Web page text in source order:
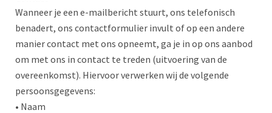
Wanneer je een e-mailbericht stuurt, ons telefonisch
benadert, ons contactformulier invult of op een andere
manier contact met ons opneemt, ga je in op ons aanbod
om met ons in contact te treden (uitvoering van de
overeenkomst). Hiervoor verwerken wij de volgende
persoonsgegevens:
• Naam